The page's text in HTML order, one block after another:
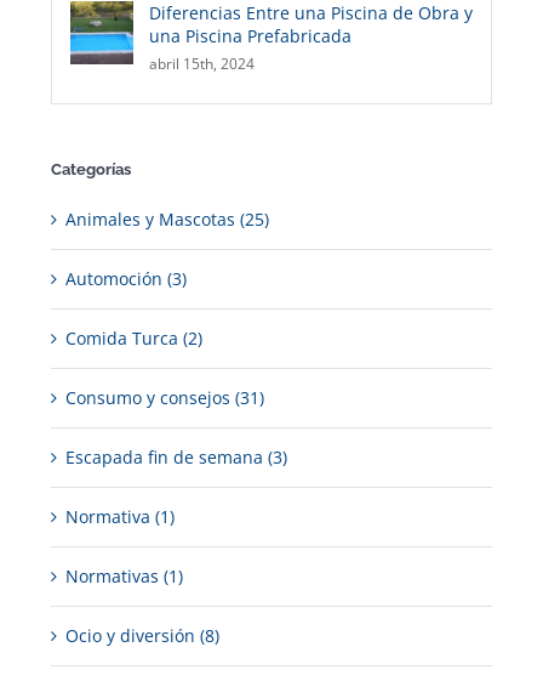
Diferencias Entre una Piscina de Obra y
una Piscina Prefabricada
abril 15th, 2024
Categorías
Animales y Mascotas (25)
Automoción (3)
Comida Turca (2)
Consumo y consejos (31)
Escapada fin de semana (3)
Normativa (1)
Normativas (1)
Ocio y diversión (8)